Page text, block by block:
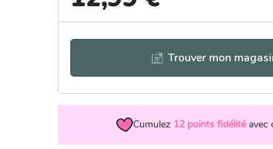
Trouver mon
Cumulez 12 points fidélité avec